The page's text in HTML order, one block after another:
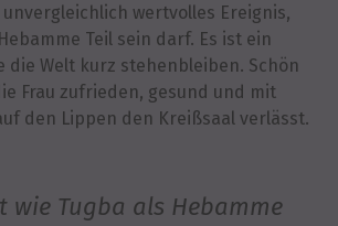
wertvolles Ereignis,
Teil sein darf. Es ist ein
die Welt kurz stehenbleiben. Schön
Frau zufrieden, gesund und mit
den Lippen den Kreißsaal verlässt.
wie Tugba als Hebamme